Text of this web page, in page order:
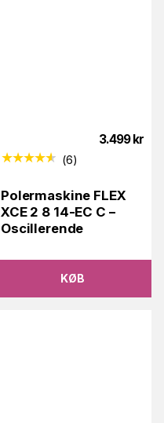
3.499 kr
(6)
Polermaskine FLEX
XCE 2 8 14-EC C –
Oscillerende
KØB